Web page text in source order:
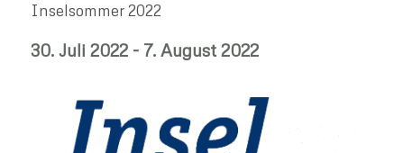
Inselsommer 2022
30. Juli 2022- 7. August 2022